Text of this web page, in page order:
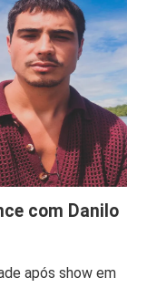
com Danilo
após show em